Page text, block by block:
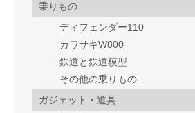
乗りもの
ディフェンダー110
カワサキW800
鉄道と鉄道模型
その他の乗りもの
ガジェット・道具